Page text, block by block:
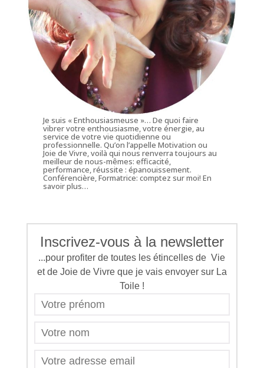
Je suis « Enthousiasmeuse »… De quoi faire
vibrer votre enthousiasme, votre énergie, au
service de votre vie quotidienne ou
professionnelle. Qu’on l’appelle Motivation ou
Joie de Vivre, voilà qui nous renverra toujours au
meilleur de nous-mêmes: efficacité,
performance, réussite : épanouissement.
Conférencière, Formatrice: comptez sur moi!En
savoir plus…
Inscrivez-vous à la newsletter
...pour profiter de toutes les étincelles de Vie
et de Joie de Vivre que je vais envoyer sur La
Toile !